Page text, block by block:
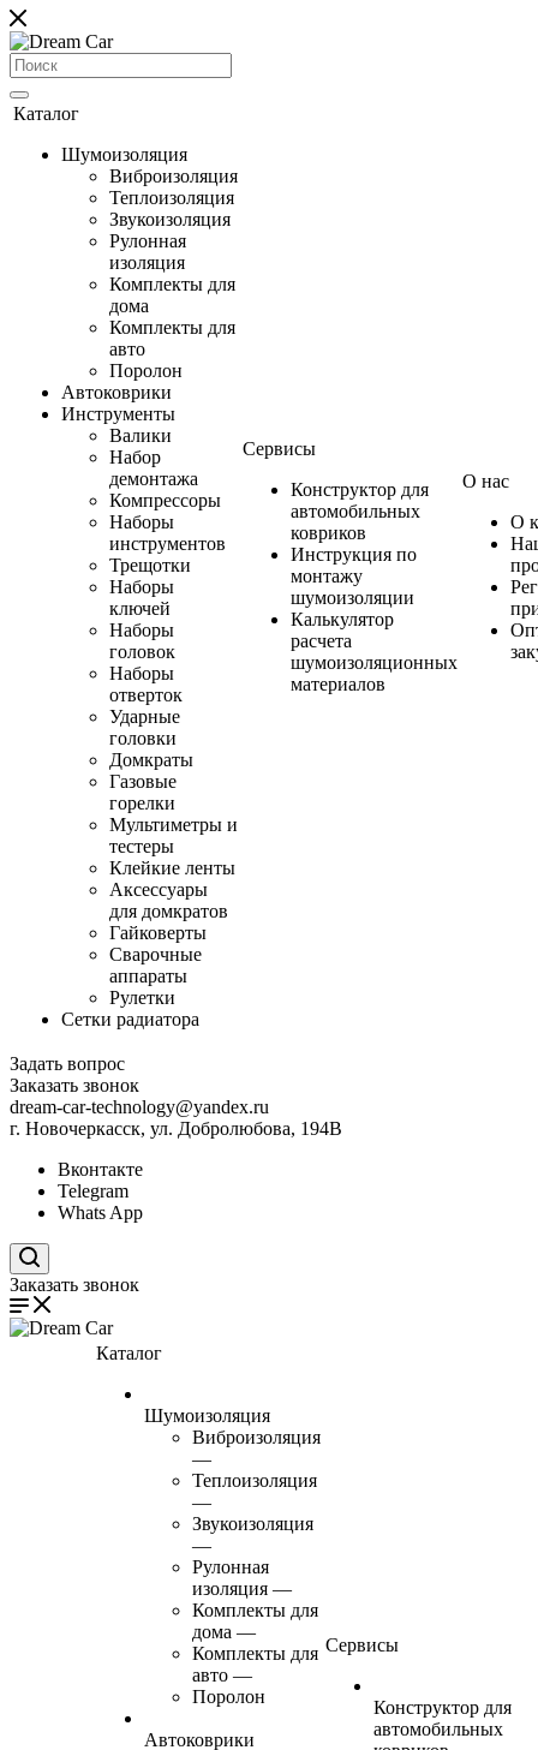
Каталог
Шумоизоляция
Виброизоляция
Теплоизоляция
Звукоизоляция
Рулонная
изоляция
Комплекты для
дома
Комплекты для
авто
Поролон
Автоковрики
Инструменты
Валики
Набор
демонтажа
Компрессоры
Наборы
инструментов
Трещотки
Наборы
ключей
Наборы
головок
Наборы
отверток
Ударные
головки
Домкраты
Газовые
горелки
Мультиметры и
тестеры
Клейкие ленты
Аксессуары
для домкратов
Гайковерты
Сварочные
аппараты
Рулетки
Сетки радиатора
Сервисы
Конструктор для
автомобильных
ковриков
Инструкция по
монтажу
шумоизоляции
Калькулятор
расчета
шумоизоляционных
материалов
О нас
О
Задать вопрос
Заказать звонок
dream-car-technology@yandex.ru
г. Новочеркасск, ул. Добролюбова, 194В
Вконтакте
Telegram
Whats App
Заказать звонок
Каталог
Шумоизоляция
Виброизоляция
—
Теплоизоляция
—
Звукоизоляция
—
Рулонная
изоляция —
Комплекты для
дома —
Комплекты для
авто —
Поролон
Автоковрики
Сервисы
Конструктор для
автомобильных